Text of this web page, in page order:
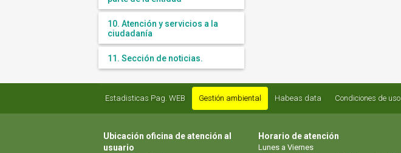
10. Atención y servicios a la
ciudadanía
11. Sección de noticias.
Estadisticas Pag. WEB Gestión ambiental Habeas data Condiciones de uso
Ubicación oficina de atención al
usuario
Horario de atención
Lunes a Viernes